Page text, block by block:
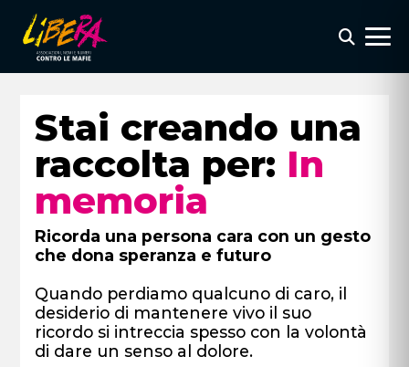
Stai creando una
raccolta per: In
memoria
Ricorda una persona cara con un gesto
che dona speranza e futuro
Quando perdiamo qualcuno di caro, il
desiderio di mantenere vivo il suo
ricordo si intreccia spesso con la volontà
di dare un senso al dolore.